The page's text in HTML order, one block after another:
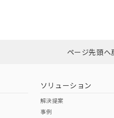
ダウンロードはこちらページ先頭へ
ソリューション
解決提案
事例